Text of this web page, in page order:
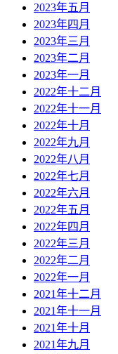
2023年五月
2023年四月
2023年三月
2023年二月
2023年一月
2022年十二月
2022年十一月
2022年十月
2022年九月
2022年八月
2022年七月
2022年六月
2022年五月
2022年四月
2022年三月
2022年二月
2022年一月
2021年十二月
2021年十一月
2021年十月
2021年九月